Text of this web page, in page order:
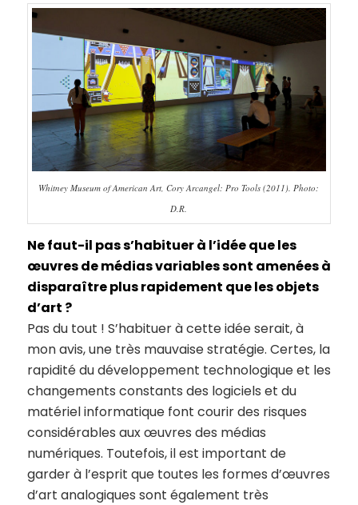
Whitney Museum of American Art, Cory Arcangel: Pro Tools (2011). Photo:
D.R.
Ne faut-il pas s’habituer à l’idée que les
œuvres de médias variables sont amenées à
disparaître plus rapidement que les objets
d’art ?
Pas du tout ! S’habituer à cette idée serait, à
mon avis, une très mauvaise stratégie. Certes, la
rapidité du développement technologique et les
changements constants des logiciels et du
matériel informatique font courir des risques
considérables aux œuvres des médias
numériques. Toutefois, il est important de
garder à l’esprit que toutes les formes d’œuvres
d’art analogiques sont également très